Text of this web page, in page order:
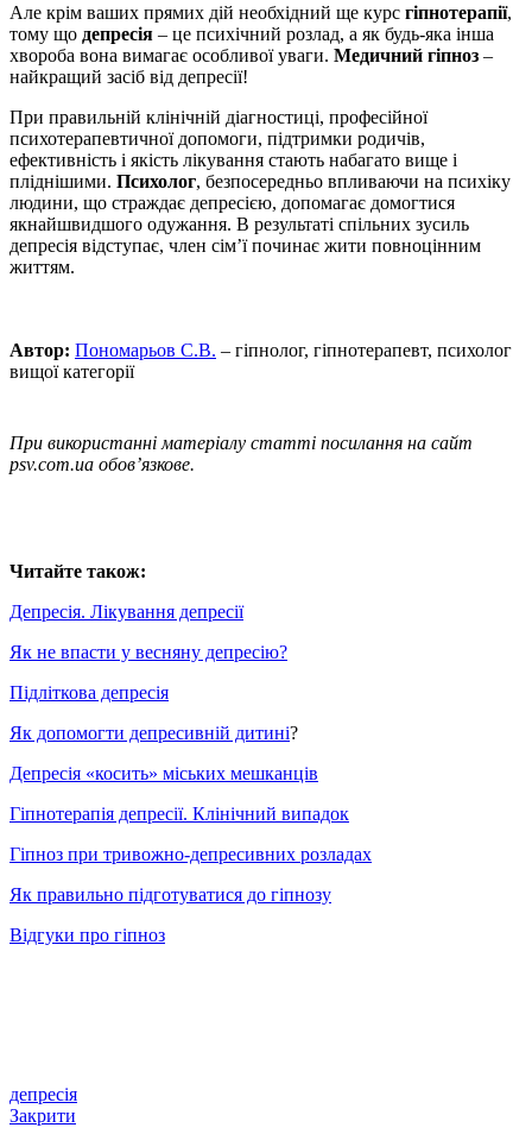
Але крім ваших прямих дій необхідний ще курс гіпнотерапії,
тому що депресія – це психічний розлад, а як будь-яка інша
хвороба вона вимагає особливої ​​уваги. Медичний гіпноз –
найкращий засіб від депресії!
При правильній клінічній діагностиці, професійної
психотерапевтичної допомоги, підтримки родичів,
ефективність і якість лікування стають набагато вище і
пліднішими. Психолог, безпосередньо впливаючи на психіку
людини, що страждає депресією, допомагає домогтися
якнайшвидшого одужання. В результаті спільних зусиль
депресія відступає, член сім’ї починає жити повноцінним
життям.
Автор: Пономарьов С.В. – гіпнолог, гіпнотерапевт, психолог
вищої категорії
При використанні матеріалу статті посилання на сайт
psv.com.ua обов’язкове.
Читайте також:
Депресія. Лікування депресії
Як не впасти у весняну депресію?
Підліткова депресія
Як допомогти депресивній дитині?
Депресія «косить» міських мешканців
Гіпнотерапія депресії. Клінічний випадок
Гіпноз при тривожно-депресивних розладах
Як правильно підготуватися до гіпнозу
Відгуки про гіпноз
депресія
Закрити